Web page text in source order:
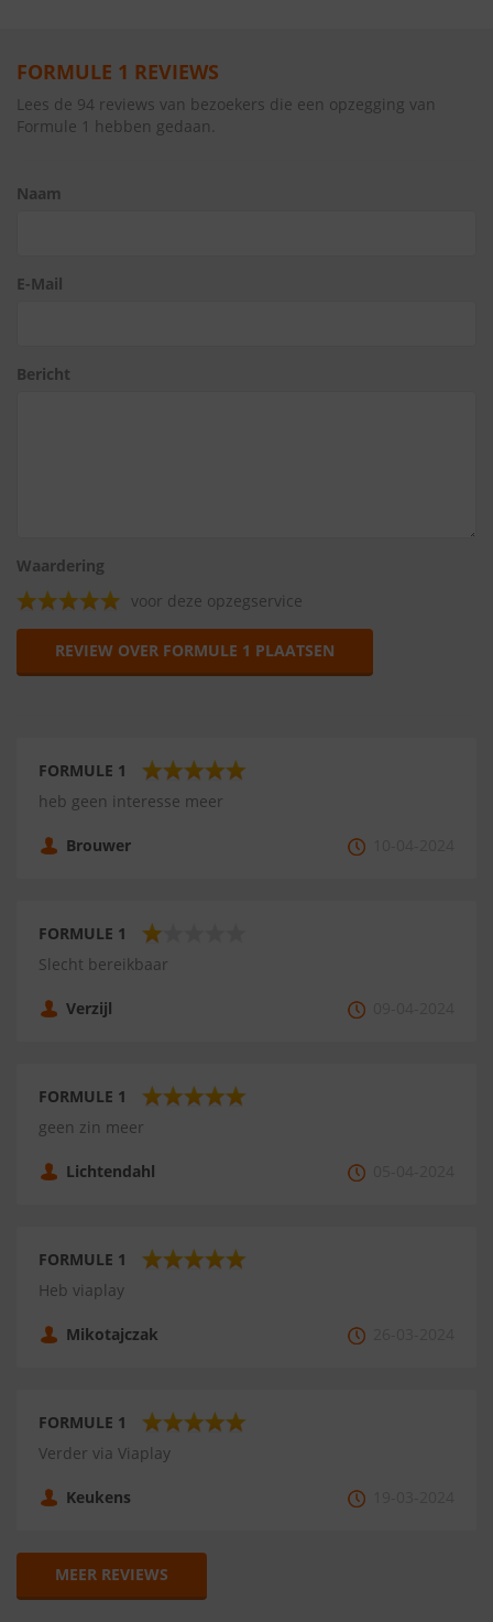
FORMULE 1 REVIEWS
Lees de 94 reviews van bezoekers die een opzegging van
Formule 1 hebben gedaan.
Naam
E-Mail
Bericht
Waardering
voor deze opzegservice
REVIEW OVER FORMULE 1 PLAATSEN
FORMULE 1
heb geen interesse meer
Brouwer
FORMULE 1
Slecht bereikbaar
Verzijl
FORMULE 1
geen zin meer
Lichtendahl
FORMULE 1
Heb viaplay
Mikotajczak
FORMULE 1
Verder via Viaplay
Keukens
MEER REVIEWS